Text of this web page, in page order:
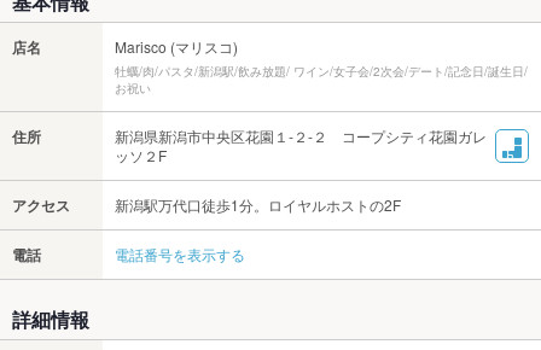
店名 Marisco (マリスコ)
牡蠣/肉/パスタ/新潟駅/飲み放題/ ワイン/女子会/2次会/デート/記念日/誕生日/
お祝い
住所
新潟県新潟市中央区花園１-２-２ コープシティ花園ガレ
ッソ２F
アクセス 新潟駅万代口徒歩1分。ロイヤルホストの2F
電話 電話番号を表示する
詳細情報